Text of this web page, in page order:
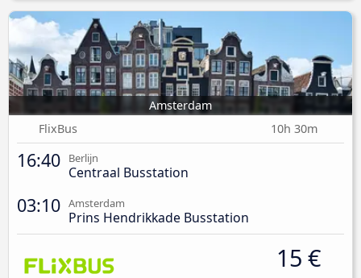
Amsterdam
FlixBus
10h 30m
16:40 Berlijn
Centraal Busstation
03:10 Amsterdam
Prins Hendrikkade Busstation
15 €